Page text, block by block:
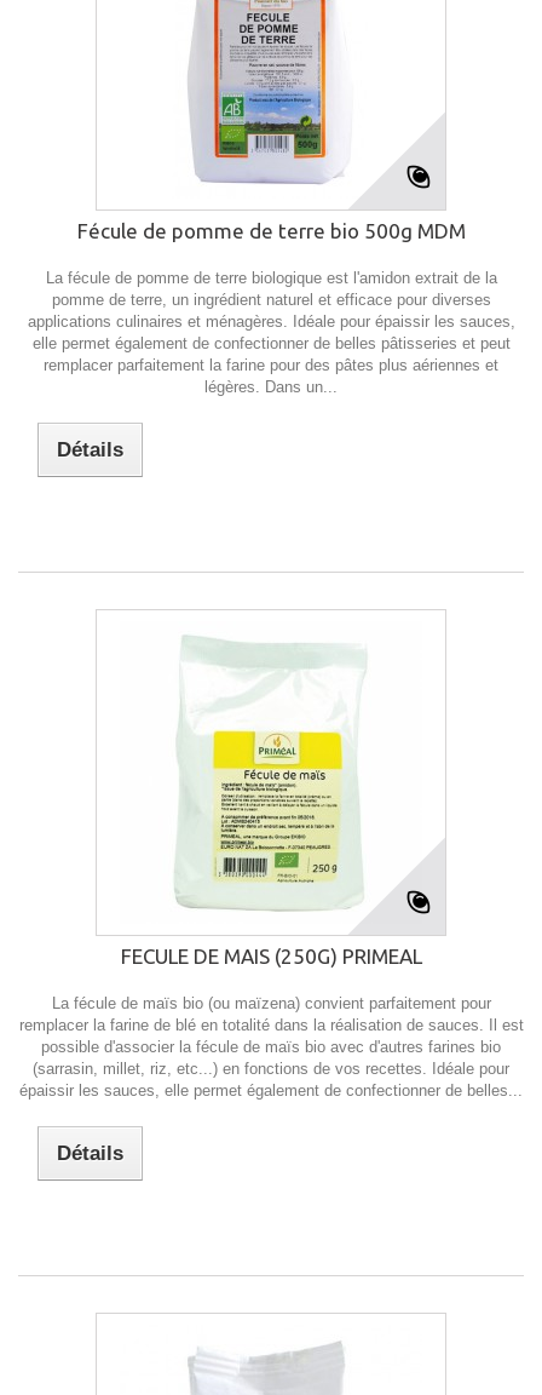
Fécule de pomme de terre bio 500g MDM
La fécule de pomme de terre biologique est l'amidon extrait de la
pomme de terre, un ingrédient naturel et efficace pour diverses
applications culinaires et ménagères. Idéale pour épaissir les sauces,
elle permet également de confectionner de belles pâtisseries et peut
remplacer parfaitement la farine pour des pâtes plus aériennes et
légères. Dans un...
Détails
FECULE DE MAIS (250G) PRIMEAL
La fécule de maïs bio (ou maïzena) convient parfaitement pour
remplacer la farine de blé en totalité dans la réalisation de sauces. Il est
possible d'associer la fécule de maïs bio avec d'autres farines bio
(sarrasin, millet, riz, etc...) en fonctions de vos recettes. Idéale pour
épaissir les sauces, elle permet également de confectionner de belles...
Détails